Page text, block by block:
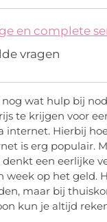
en complete
vragen
wat hulp bij
te krijgen voor
internet. Hierbij
is erg populair.
een eerlijke
week op het geld.
maar bij
kun je altijd